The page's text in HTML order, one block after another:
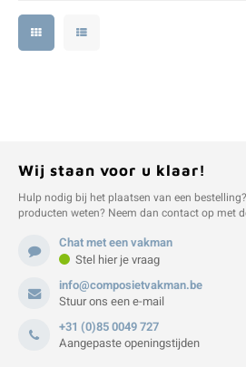
Wij staan voor u klaar!
Hulp nodig bij het plaatsen van een
producten weten? Neem dan contact op met
Chat met een vakman
Stel hier je vraag
info@composietvakman.be
Stuur ons een e-mail
+31 (0)85 0049 727
Aangepaste openingstijden